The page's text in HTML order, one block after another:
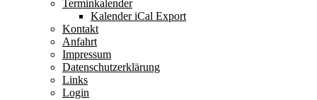
Terminkalender
Kalender iCal Export
Kontakt
Anfahrt
Impressum
Datenschutzerklärung
Links
Login